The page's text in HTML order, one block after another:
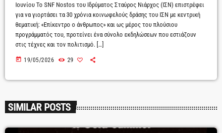
Ιουνίου Το SNF Nostos του Ιδρύματος Σταύρος Νιάρχος (ΙΣΝ) επιστρέφει
για να γιορτάσει τα 30 χρόνια κοινωφελούς δράσης του ΙΣΝ με κεντρική
θεματική: «Επίκεντρο ο άνθρωπος» και ως μέρος του πλούσιου
προγράμματός του, προτείνει ένα σύνολο εκδηλώσεων που εστιάζουν
στις τέχνες και τον πολιτισμό. […]
today 19/05/2026 29
SIMILAR POSTS